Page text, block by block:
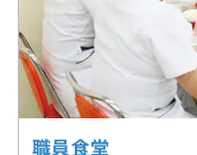
職員食堂